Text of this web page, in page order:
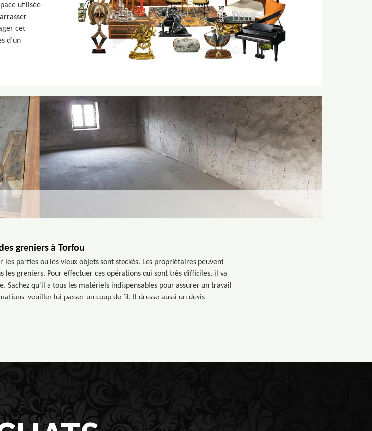
utilisée
cet
d’un
greniers à Torfou
les parties ou les vieux objets sont stockés. Les propriétaires peuvent
les greniers. Pour effectuer ces opérations qui sont très difficiles, il va
qu'il a tous les matériels indispensables pour assurer un travail
veuillez lui passer un coup de fil. Il dresse aussi un devis